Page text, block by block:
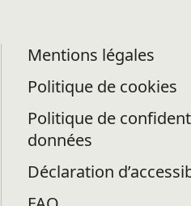
Mentions légales
Politique de cookies
Politique de
données
Déclaration